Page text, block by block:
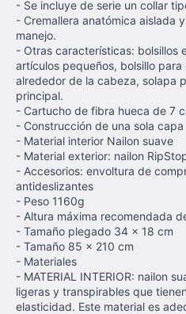
- Se incluye de serie un collar
- Cremallera anatómica aislada
manejo.
- Otras características: bolsillos
artículos pequeños, bolsillo
alrededor de la cabeza, solapa
principal.
- Cartucho de fibra hueca de 7
- Construcción de una sola capa
- Material interior Nailon suave
- Material exterior: nailon
- Accesorios: envoltura de
antideslizantes
- Peso 1160g
- Altura máxima recomendada
- Tamaño plegado 34 x 18 cm
- Tamaño 85 x 210 cm
- Materiales
- MATERIAL INTERIOR: nailon
ligeras y transpirables que
elasticidad. Este material es